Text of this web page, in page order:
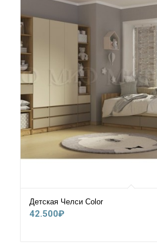
Детская Челси Сolor
42.500₽